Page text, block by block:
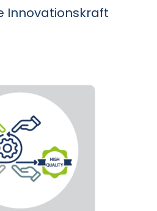
Innovationskraft